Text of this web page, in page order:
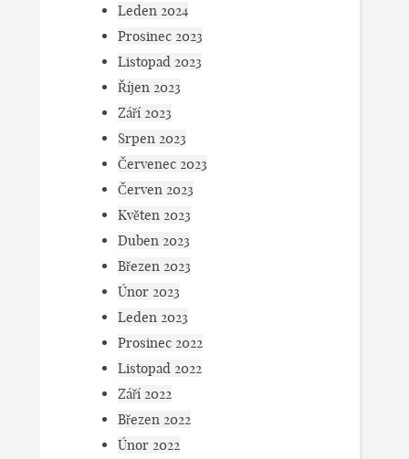
Leden 2024
Prosinec 2023
Listopad 2023
Říjen 2023
Září 2023
Srpen 2023
Červenec 2023
Červen 2023
Květen 2023
Duben 2023
Březen 2023
Únor 2023
Leden 2023
Prosinec 2022
Listopad 2022
Září 2022
Březen 2022
Únor 2022